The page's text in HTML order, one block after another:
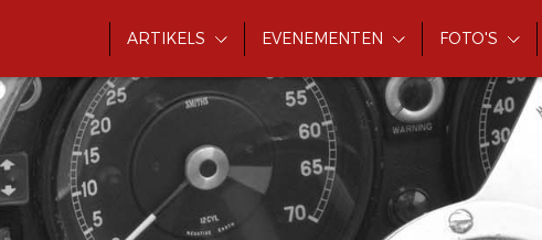
ARTIKELS EVENEMENTEN FOTO'S